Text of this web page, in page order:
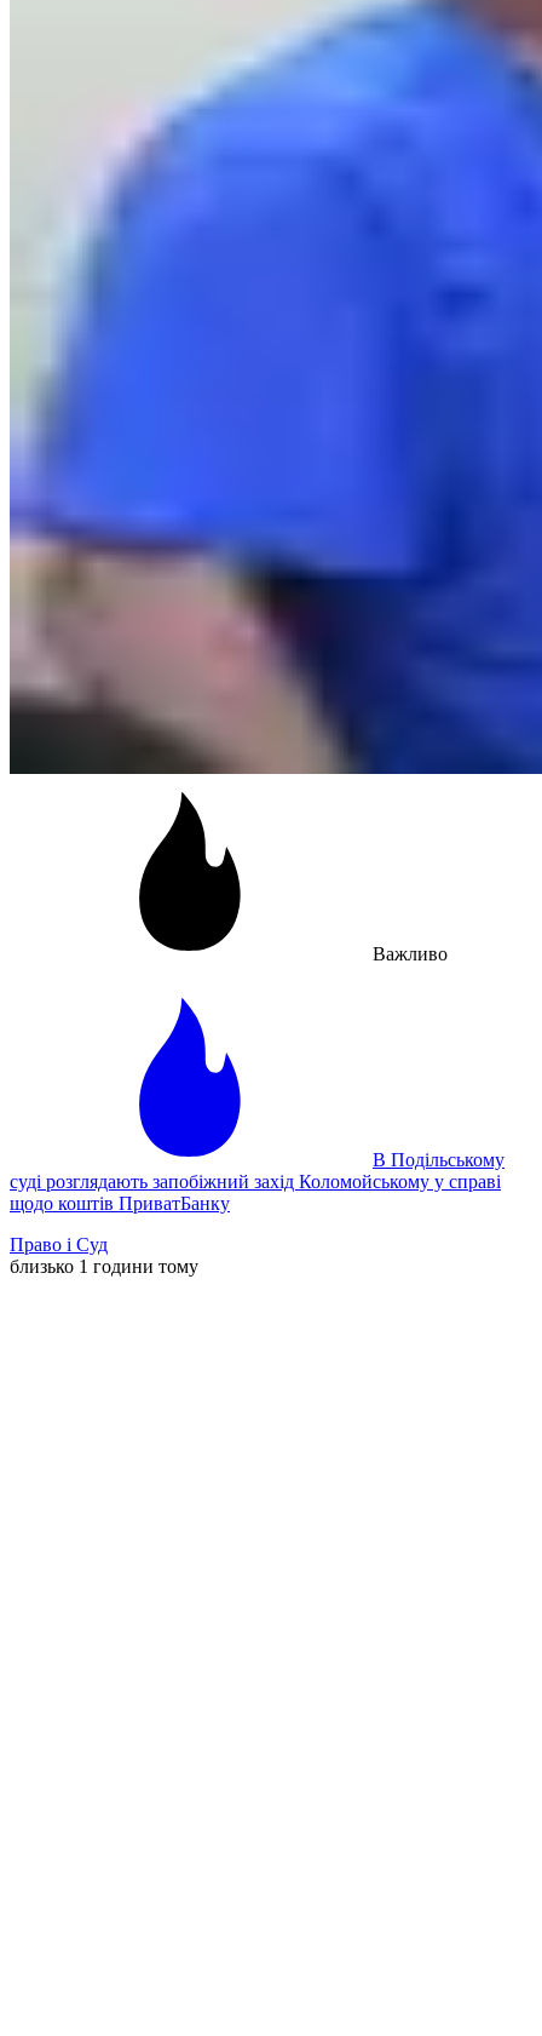
Важливо
В Подільському
суді розглядають запобіжний захід Коломойському у справі
щодо коштів ПриватБанку
Право і Суд
близько 1 години тому